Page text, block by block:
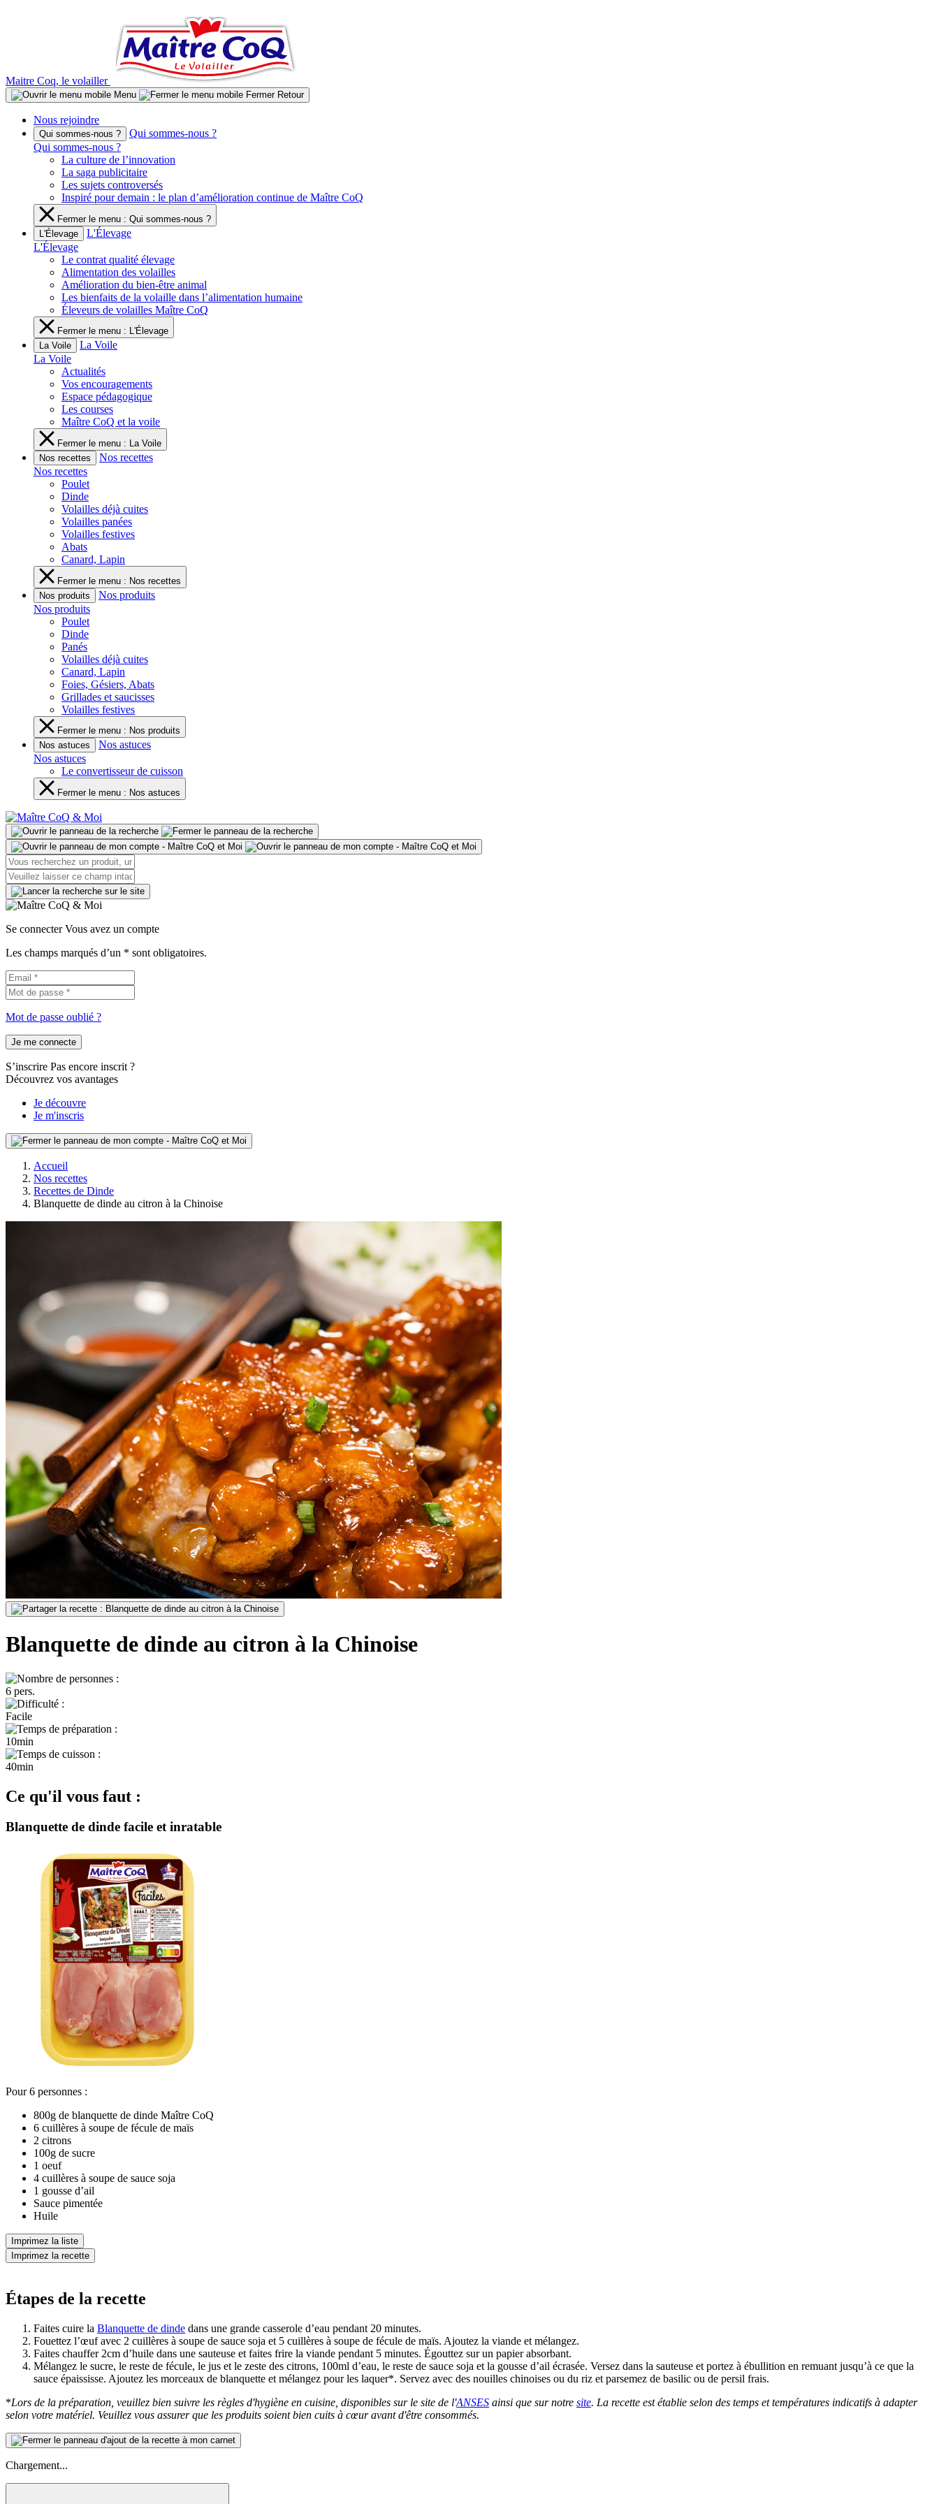
Maitre Coq, le volailler
Menu Fermer Retour
Nous rejoindre
Qui sommes-nous ?
Qui sommes-nous ?
Qui sommes-nous ?
La culture de l’innovation
La saga publicitaire
Les sujets controversés
Inspiré pour demain : le plan d’amélioration continue de Maître CoQ
Fermer le menu : Qui sommes-nous ?
L'Élevage
L'Élevage
L'Élevage
Le contrat qualité élevage
Alimentation des volailles
Amélioration du bien-être animal
Les bienfaits de la volaille dans l’alimentation humaine
Éleveurs de volailles Maître CoQ
Fermer le menu : L'Élevage
La Voile
La Voile
La Voile
Actualités
Vos encouragements
Espace pédagogique
Les courses
Maître CoQ et la voile
Fermer le menu : La Voile
Nos recettes
Nos recettes
Nos recettes
Poulet
Dinde
Volailles déjà cuites
Volailles panées
Volailles festives
Abats
Canard, Lapin
Fermer le menu : Nos recettes
Nos produits
Nos produits
Nos produits
Poulet
Dinde
Panés
Volailles déjà cuites
Canard, Lapin
Foies, Gésiers, Abats
Grillades et saucisses
Volailles festives
Fermer le menu : Nos produits
Nos astuces
Nos astuces
Nos astuces
Le convertisseur de cuisson
Fermer le menu : Nos astuces
Se connecter Vous avez un compte
Les champs marqués d’un * sont obligatoires.
Mot de passe oublié ?
Je me connecte
S’inscrire Pas encore inscrit ?
Découvrez vos avantages
Je découvre
Je m'inscris
Accueil
Nos recettes
Recettes de Dinde
Blanquette de dinde au citron à la Chinoise
Blanquette de dinde au citron à la Chinoise
6 pers.
Facile
10min
40min
Ce qu'il vous faut :
Blanquette de dinde facile et inratable
Pour 6 personnes :
800g de blanquette de dinde Maître CoQ
6 cuillères à soupe de fécule de maïs
2 citrons
100g de sucre
1 oeuf
4 cuillères à soupe de sauce soja
1 gousse d’ail
Sauce pimentée
Huile
Imprimez la liste
Imprimez la recette
Étapes de la recette
Faites cuire la Blanquette de dinde dans une grande casserole d’eau pendant 20 minutes.
Fouettez l’œuf avec 2 cuillères à soupe de sauce soja et 5 cuillères à soupe de fécule de maïs. Ajoutez la viande et mélangez.
Faites chauffer 2cm d’huile dans une sauteuse et faites frire la viande pendant 5 minutes. Égouttez sur un papier absorbant.
Mélangez le sucre, le reste de fécule, le jus et le zeste des citrons, 100ml d’eau, le reste de sauce soja et la gousse d’ail écrasée. Versez dans la sauteuse et portez à ébullition en remuant jusqu’à ce que la
sauce épaississe. Ajoutez les morceaux de blanquette et mélangez pour les laquer*. Servez avec des nouilles chinoises ou du riz et parsemez de basilic ou de persil frais.
*Lors de la préparation, veuillez bien suivre les règles d'hygiène en cuisine, disponibles sur le site de l'ANSES ainsi que sur notre site. La recette est établie selon des temps et températures indicatifs à adapter
selon votre matériel. Veuillez vous assurer que les produits soient bien cuits à cœur avant d'être consommés.
Chargement...